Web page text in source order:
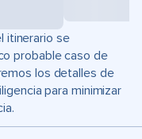
itinerario se
probable caso de
los detalles de
para minimizar